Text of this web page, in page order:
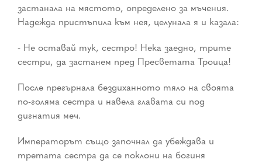
застанала на мястото, определено за мъчения.
Надежда пристъпила към нея, целунала я и казала:
- Не оставай тук, сестро! Нека заедно, трите
сестри, да застанем пред Пресветата Троица!
После прегърнала бездиханното тяло на своята
по-голяма сестра и навела главата си под
дигнатия меч.
Императорът също започнал да убеждава и
третата сестра да се поклони на богиня